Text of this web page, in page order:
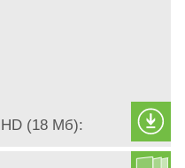
HD (18 Мб):